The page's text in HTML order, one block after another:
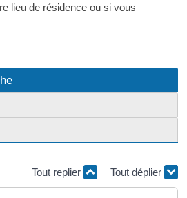
lieu de résidence ou si vous
Tout replier Tout déplier